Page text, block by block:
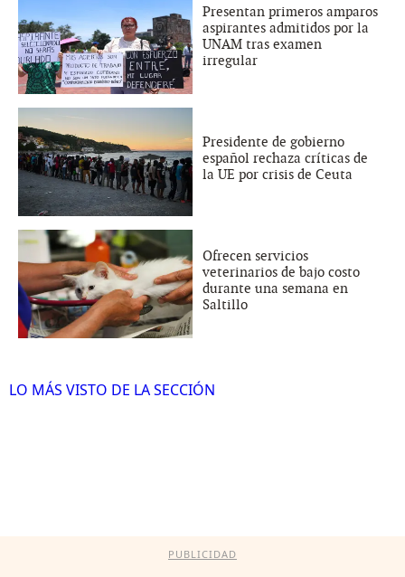
Presentan primeros amparos
aspirantes admitidos por la
UNAM tras examen
irregular
Presidente de gobierno
español rechaza críticas de
la UE por crisis de Ceuta
Ofrecen servicios
veterinarios de bajo costo
durante una semana en
Saltillo
LO MÁS VISTO DE LA SECCIÓN
PUBLICIDAD